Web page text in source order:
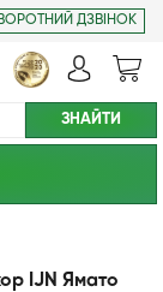
ДЗВІНОК
IJN Ямато